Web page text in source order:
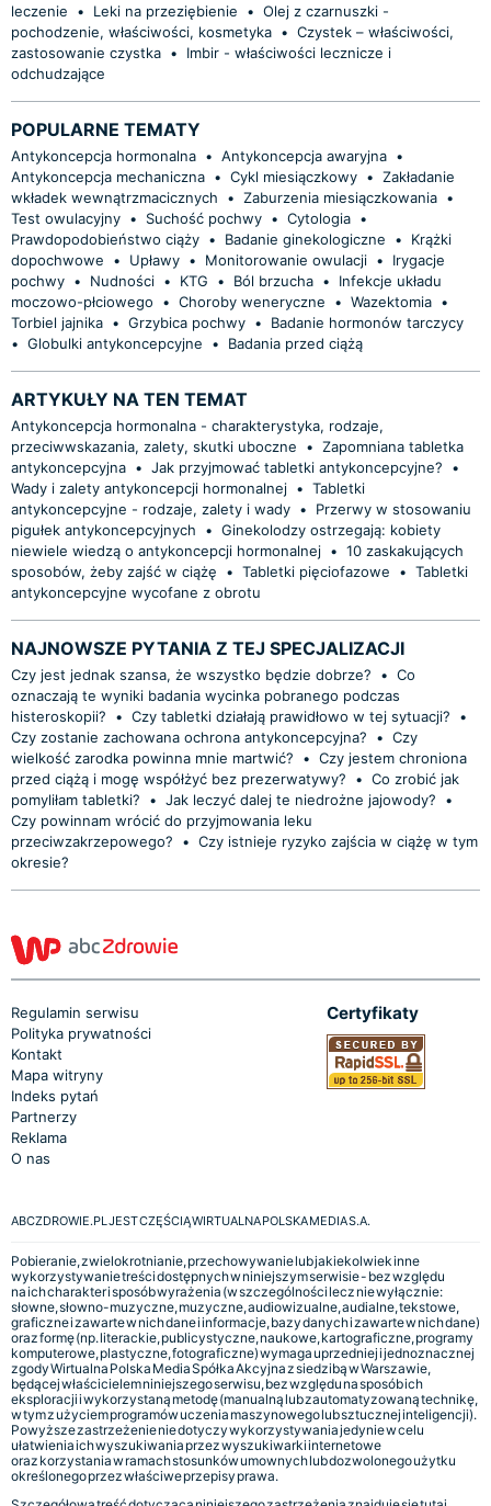
leczenie
• Leki na przeziębienie • Olej z czarnuszki -
pochodzenie, właściwości, kosmetyka • Czystek – właściwości,
zastosowanie czystka •
Imbir - właściwości lecznicze i
odchudzające
POPULARNE TEMATY
Antykoncepcja hormonalna • Antykoncepcja awaryjna •
Antykoncepcja mechaniczna • Cykl miesiączkowy • Zakładanie
wkładek wewnątrzmacicznych
• Zaburzenia miesiączkowania •
Test owulacyjny • Suchość pochwy • Cytologia •
Prawdopodobieństwo ciąży • Badanie ginekologiczne •
Krążki
dopochwowe
• Upławy • Monitorowanie owulacji •
Irygacje
pochwy • Nudności • KTG • Ból brzucha •
Infekcje układu
moczowo-płciowego
• Choroby weneryczne • Wazektomia •
Torbiel jajnika • Grzybica pochwy •
Badanie hormonów tarczycy
• Globulki antykoncepcyjne • Badania przed ciążą
ARTYKUŁY NA TEN TEMAT
Antykoncepcja hormonalna - charakterystyka, rodzaje,
przeciwwskazania, zalety, skutki uboczne
• Zapomniana tabletka
antykoncepcyjna • Jak przyjmować tabletki antykoncepcyjne?
•
Wady i zalety antykoncepcji hormonalnej • Tabletki
antykoncepcyjne - rodzaje, zalety i wady •
Przerwy w stosowaniu
pigułek antykoncepcyjnych
• Ginekolodzy ostrzegają: kobiety
niewiele wiedzą o antykoncepcji hormonalnej • 10 zaskakujących
sposobów, żeby zajść w ciążę
• Tabletki pięciofazowe • Tabletki
antykoncepcyjne wycofane z obrotu
NAJNOWSZE PYTANIA Z TEJ SPECJALIZACJI
Czy jest jednak szansa, że wszystko będzie dobrze? • Co
oznaczają te wyniki badania wycinka pobranego podczas
histeroskopii?
• Czy tabletki działają prawidłowo w tej sytuacji?
•
Czy zostanie zachowana ochrona antykoncepcyjna?
• Czy
wielkość zarodka powinna mnie martwić?
• Czy jestem chroniona
przed ciążą i mogę współżyć bez prezerwatywy?
• Co zrobić jak
pomyliłam tabletki?
• Jak leczyć dalej te niedrożne jajowody?
•
Czy powinnam wrócić do przyjmowania leku
przeciwzakrzepowego?
• Czy istnieje ryzyko zajścia w ciążę w tym
okresie?
Regulamin serwisu
Polityka prywatności
Kontakt
Mapa witryny
Indeks pytań
Partnerzy
Reklama
O nas
Certyfikaty
ABCZDROWIE.PL JEST CZĘŚCIĄ WIRTUALNA POLSKA MEDIA S.A.
Pobieranie, zwielokrotnianie, przechowywanie lub jakiekolwiek inne
wykorzystywanie treści dostępnych w niniejszym serwisie - bez względu
na ich charakter i sposób wyrażenia (w szczególności lecz nie wyłącznie:
słowne, słowno-muzyczne, muzyczne, audiowizualne, audialne, tekstowe,
graficzne i zawarte w nich dane i informacje, bazy danych i zawarte w nich dane)
oraz formę (np. literackie, publicystyczne, naukowe, kartograficzne, programy
komputerowe, plastyczne, fotograficzne) wymaga uprzedniej i jednoznacznej
zgody Wirtualna Polska Media Spółka Akcyjna z siedzibą w Warszawie,
będącej właścicielem niniejszego serwisu, bez względu na sposób ich
eksploracji i wykorzystaną metodę (manualną lub zautomatyzowaną technikę,
w tym z użyciem programów uczenia maszynowego lub sztucznej inteligencji).
Powyższe zastrzeżenie nie dotyczy wykorzystywania jedynie w celu
ułatwienia ich wyszukiwania przez wyszukiwarki internetowe
oraz korzystania w ramach stosunków umownych lub dozwolonego użytku
określonego przez właściwe przepisy prawa.